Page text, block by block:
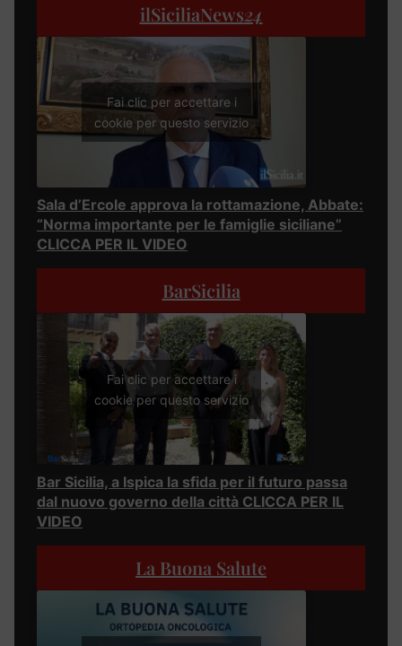
ilSiciliaNews24
Fai clic per accettare i
cookie per questo servizio
Sala d’Ercole approva la rottamazione, Abbate:
“Norma importante per le famiglie siciliane”
CLICCA PER IL VIDEO
BarSicilia
Fai clic per accettare i
cookie per questo servizio
Bar Sicilia, a Ispica la sfida per il futuro passa
dal nuovo governo della città CLICCA PER IL
VIDEO
La Buona Salute